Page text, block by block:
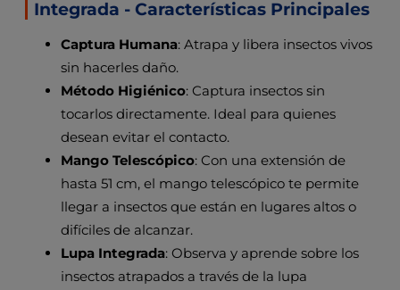
Integrada - Características Principales
Captura Humana: Atrapa y libera insectos vivos
sin hacerles daño.
Método Higiénico: Captura insectos sin
tocarlos directamente. Ideal para quienes
desean evitar el contacto.
Mango Telescópico: Con una extensión de
hasta 51 cm, el mango telescópico te permite
llegar a insectos que están en lugares altos o
difíciles de alcanzar.
Lupa Integrada: Observa y aprende sobre los
insectos atrapados a través de la lupa